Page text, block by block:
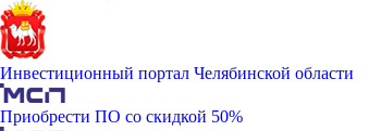
Инвестиционный портал Челябинской области
Приобрести ПО со скидкой 50%